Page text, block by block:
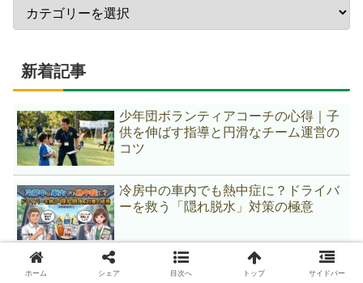
新着記事
少年団ボランティアコーチの心得｜子
供を伸ばす指導と円滑なチーム運営の
コツ
冷房中の車内でも熱中症に？ドライバ
ーを救う「隠れ脱水」対策の極意
自転車の青切符導入で変わる「1mの距
ホーム シェア 目次へ トップ サイドバー